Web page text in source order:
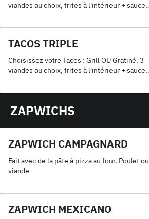
viandes au choix, frites à l'intérieur + sauce
TACOS TRIPLE
Choisissez votre Tacos : Grill OU Gratiné. 3
viandes au choix, frites à l'intérieur + sauce
ZAPWICHS
ZAPWICH CAMPAGNARD
Fait avec de la pâte à pizza au four. Poulet ou
viande
ZAPWICH MEXICANO